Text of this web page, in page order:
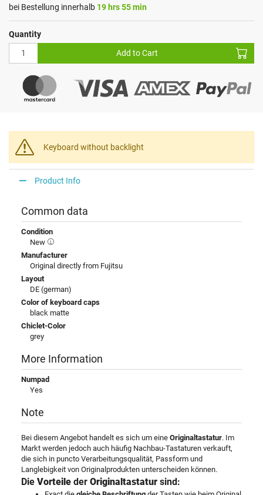
bei Bestellung innerhalb 19 hrs 55 min
Quantity
Add to Cart
Keyboard without backlight
Product Info
Common data
Condition
New
Manufacturer
Original directly from Fujitsu
Layout
DE (german)
Color of keyboard caps
black matte
Chiclet-Color
grey
More Information
Numpad
Yes
Note
Bei diesem Angebot handelt es sich um eine Originaltastatur. Im
Markt werden jedoch auch häufig Nachbau-Tastaturen verkauft,
die sich in puncto Verarbeitungsqualität, Passform und
Langlebigkeit von Originalprodukten unterscheiden können.
Die Vorteile der Originaltastatur sind: